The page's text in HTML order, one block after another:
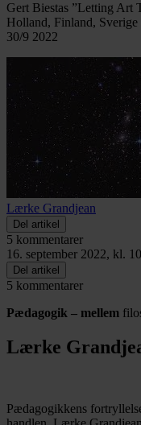
Gert Biestas ”Letting Art
Holland, Finland,
30/9 2022
Lærke Grandjean
Del artikel
5 kommentarer
16. september 2022, kl.
Del artikel
5 kommentarer
Pædagogik – mellem
Lærke
Pædagogikkens